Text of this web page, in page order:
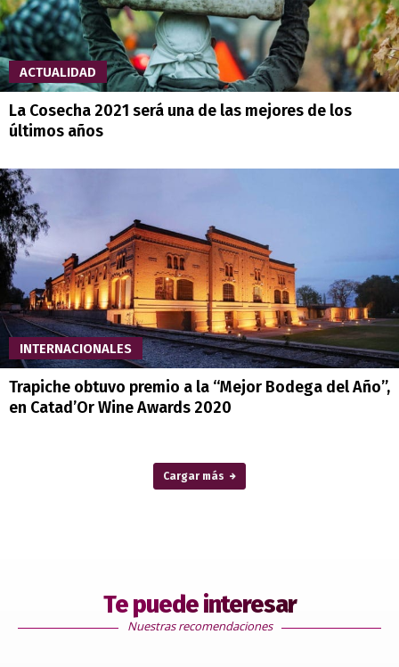
ACTUALIDAD
La Cosecha 2021 será una de las mejores de los
últimos años
INTERNACIONALES
Trapiche obtuvo premio a la “Mejor Bodega del Año”,
en Catad’Or Wine Awards 2020
Cargar más
Te puede interesar
Nuestras recomendaciones